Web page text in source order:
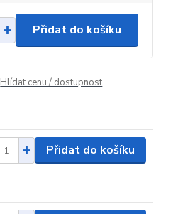
Přidat do košíku
Hlídat cenu / dostupnost
Přidat do košíku